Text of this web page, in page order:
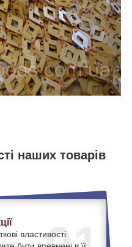
наших товарів
властивості